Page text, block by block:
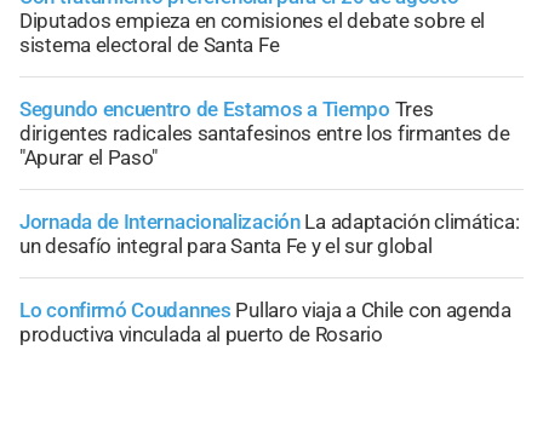
Diputados empieza en comisiones el debate sobre el
sistema electoral de Santa Fe
Segundo encuentro de Estamos a Tiempo Tres
dirigentes radicales santafesinos entre los firmantes de
"Apurar el Paso"
Jornada de Internacionalización La adaptación climática:
un desafío integral para Santa Fe y el sur global
Lo confirmó Coudannes Pullaro viaja a Chile con agenda
productiva vinculada al puerto de Rosario